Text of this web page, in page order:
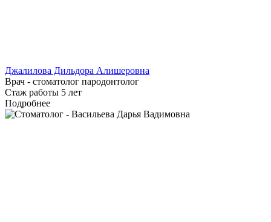
Джалилова Дильдора Алишеровна
Врач - стоматолог пародонтолог
Стаж работы 5 лет
Подробнее